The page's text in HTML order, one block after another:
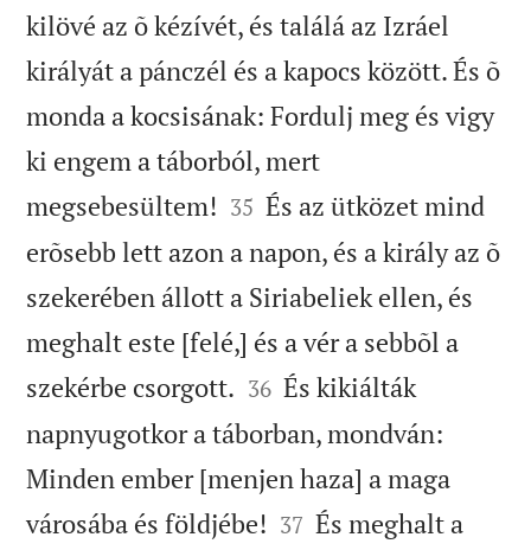
kilövé az õ kézívét, és találá az Izráel
királyát a pánczél és a kapocs között. És õ
monda a kocsisának: Fordulj meg és vigy
ki engem a táborból, mert
megsebesültem! 

35 És az ütközet mind
erõsebb lett azon a napon, és a király az õ
szekerében állott a Siriabeliek ellen, és
meghalt este [felé,] és a vér a sebbõl a
szekérbe csorgott. 

36 És kikiálták
napnyugotkor a táborban, mondván:
Minden ember [menjen haza] a maga
városába és földjébe! 

37 És meghalt a